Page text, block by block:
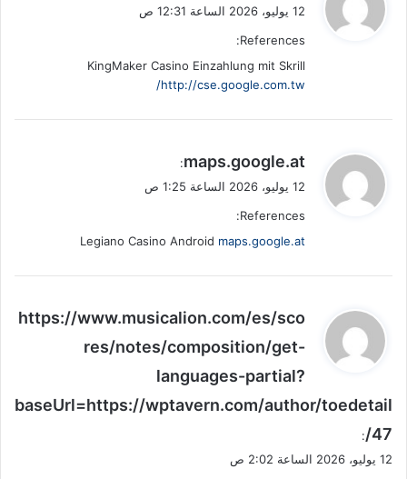
ل
12 يوليو، 2026 الساعة 12:31 ص
References:
KingMaker Casino Einzahlung mit Skrill
http://cse.google.com.tw/
ي
ل
maps.google.at
:
12 يوليو، 2026 الساعة 1:25 ص
References:
Legiano Casino Android maps.google.at
ي
ل
https://www.musicalion.com/es/sco
res/notes/composition/get-
languages-partial?
baseUrl=https://wptavern.com/author/toedetail
47/
:
12 يوليو، 2026 الساعة 2:02 ص